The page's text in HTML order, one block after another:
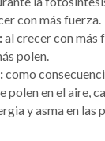
con más fuerza.
al crecer con más
polen.
como
polen en el aire,
y asma en las